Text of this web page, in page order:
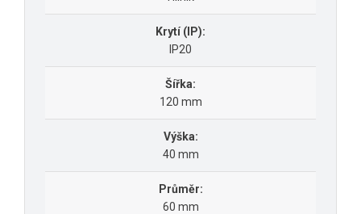
Krytí (IP):
IP20
Šířka:
120 mm
Výška:
40 mm
Průměr:
60 mm